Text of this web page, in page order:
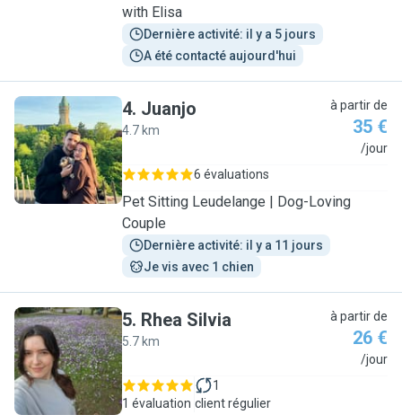
with Elisa
Dernière activité: il y a 5 jours
A été contacté aujourd'hui
J
4. Juanjo
4.7 km
à partir de
35 €
/jour
6 évaluations
Pet Sitting Leudelange | Dog-Loving
Couple
Dernière activité: il y a 11 jours
Je vis avec 1 chien
R
5. Rhea Silvia
5.7 km
à partir de
26 €
/jour
1 évaluation
1
client régulier